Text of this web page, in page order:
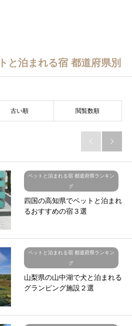
と泊まれる宿 都道府県別
古い順 閲覧数順
 
ペットと泊まれる宿 都道府県ランキン
グ
四国の高知県でペットと泊まれ
るおすすめの宿３選
ペットと泊まれる宿 都道府県ランキン
グ
山梨県の山中湖で犬と泊まれる
グランピング施設２選